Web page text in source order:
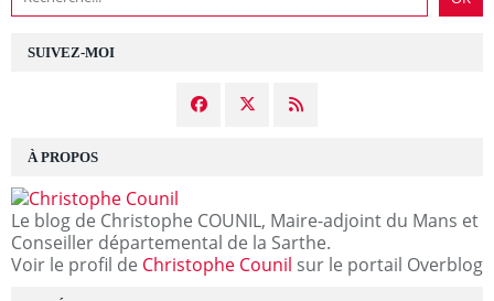
SUIVEZ-MOI
À PROPOS
Le blog de Christophe COUNIL, Maire-adjoint du Mans et
Conseiller départemental de la Sarthe.
Voir le profil de Christophe Counil sur le portail Overblog